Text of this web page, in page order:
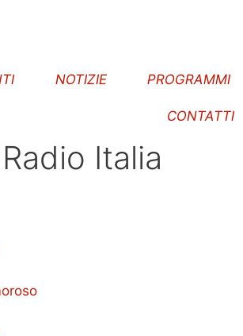
NOTIZIE PROGRAMMI
CONTATTI
Italia